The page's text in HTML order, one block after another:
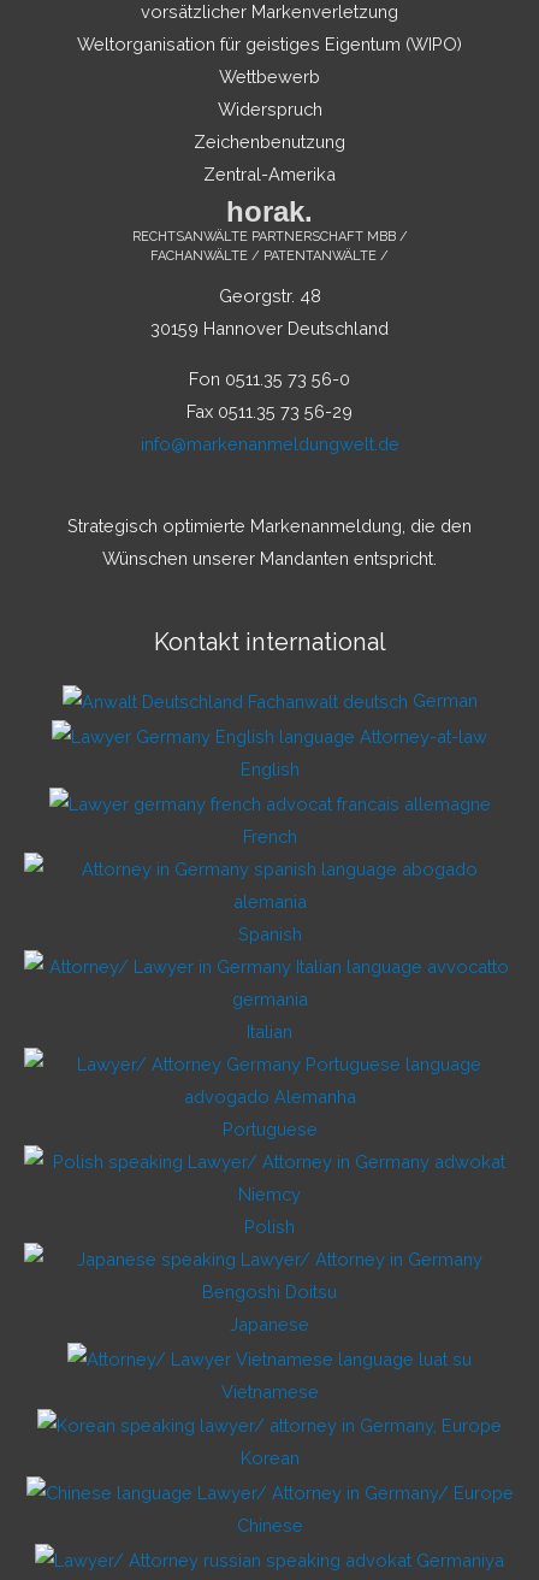
vorsätzlicher Markenverletzung
Weltorganisation für geistiges Eigentum (WIPO)
Wettbewerb
Widerspruch
Zeichenbenutzung
Zentral-Amerika
horak.
RECHTSANWÄLTE PARTNERSCHAFT MBB /
FACHANWÄLTE / PATENTANWÄLTE /
Georgstr. 48
30159 Hannover Deutschland
Fon 0511.35 73 56-0
Fax 0511.35 73 56-29
info@markenanmeldungwelt.de
Strategisch optimierte Markenanmeldung, die den
Wünschen unserer Mandanten entspricht.
Kontakt international
German
English
French
Spanish
Italian
Portuguese
Polish
Japanese
Vietnamese
Korean
Chinese